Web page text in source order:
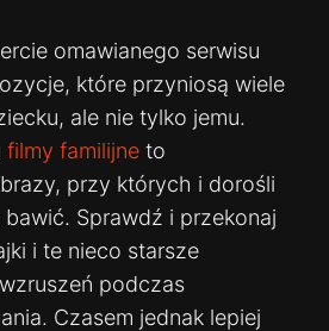
omawianego serwisu
które przyniosą wiele
ale nie tylko jemu.
filmy familijne to
przy których i dorośli
Sprawdź i przekonaj
i te nieco starsze
podczas
Czasem jednak lepiej